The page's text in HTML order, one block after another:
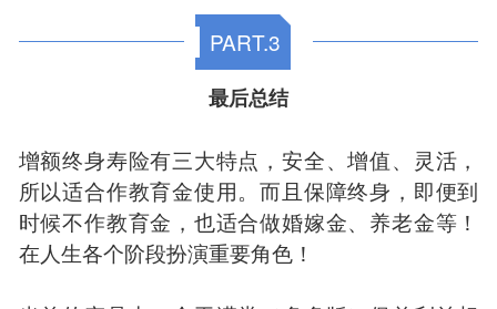
PART.3
最后总结
增额终身寿险有三大特点，安全、增值、灵活，
所以适合作教育金使用。而且保障终身，即便到
时候不作教育金，也适合做婚嫁金、养老金等！
在人生各个阶段扮演重要角色！